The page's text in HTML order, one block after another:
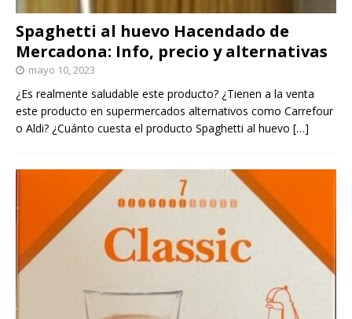
Spaghetti al huevo Hacendado de
Mercadona: Info, precio y alternativas
mayo 10, 2023
¿Es realmente saludable este producto? ¿Tienen a la venta
este producto en supermercados alternativos como Carrefour
o Aldi? ¿Cuánto cuesta el producto Spaghetti al huevo […]